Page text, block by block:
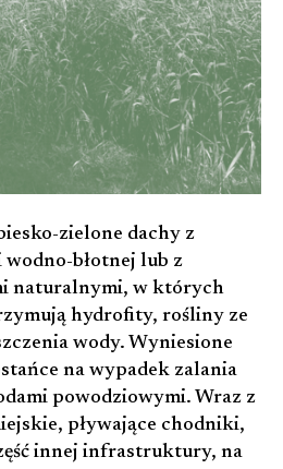
zielone dachy z
błotnej lub z
naturalnymi, w których
hydrofity, rośliny ze
wody. Wyniesione
na wypadek zalania
powodziowymi. Wraz z
pływające chodniki,
innej infrastruktury, na